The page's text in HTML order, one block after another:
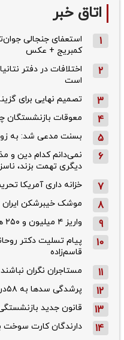
اتاق خبر
1
استعفای جنجالی
کمبریج + عکس
2
اختلافات در دفتر
است
3 تصمیم نهایی برای
4 معوقات بازنشستگان
5 بسنت مدعی شد: به
6
نمی‌دانم کدام دین و
دیگری تهمت بزند،
7 خزانه داری آمریکا
8 موشک خیبرشکن
9 واریز ۴ میلیون و ۲۵۰ هزار تومانی
10
پیام تسلیت دکتر
قاسم‌زاده
11 مستاجران نگران نباشند
12 پرشدگی سدها به ۵۸درصد رسید
13 قانون جدید
14 دارندگان کارت سوخت